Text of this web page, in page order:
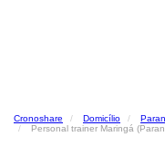
Cronoshare Domicílio
Personal trainer Maringá